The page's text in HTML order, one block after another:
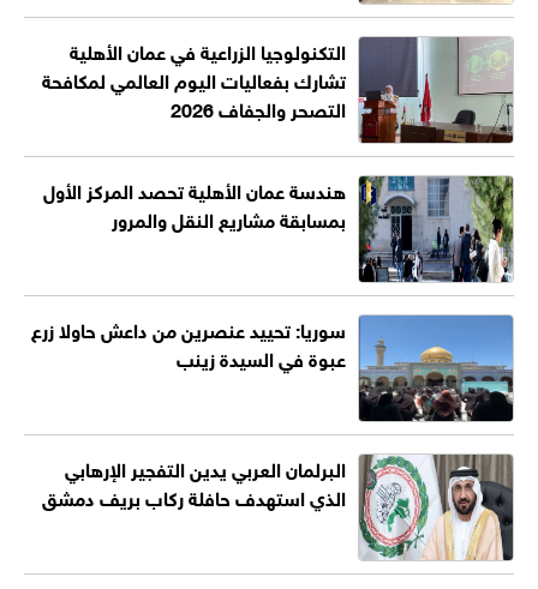
التكنولوجيا الزراعية في عمان الأهلية
تشارك بفعاليات اليوم العالمي لمكافحة
التصحر والجفاف 2026
هندسة عمان الأهلية تحصد المركز الأول
بمسابقة مشاريع النقل والمرور
سوريا: تحييد عنصرين من داعش حاولا زرع
عبوة في السيدة زينب
البرلمان العربي يدين التفجير الإرهابي
الذي استهدف حافلة ركاب بريف دمشق